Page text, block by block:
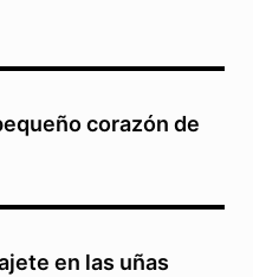
corazón de
en las uñas